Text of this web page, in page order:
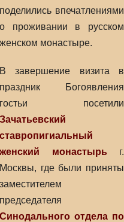
поделились впечатлениями
о проживании в русском
женском монастыре.
В завершение визита в
праздник Богоявления
гостьи посетили
Зачатьевский
ставропигиальный
женский монастырьг.
Москвы, где были приняты
заместителем
председателя
Синодального отдела по